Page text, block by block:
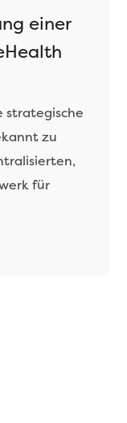
einer
strategische
zu
für